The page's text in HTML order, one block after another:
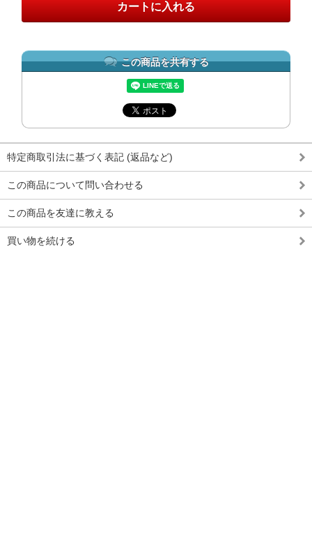
この商品を共有する
特定商取引法に基づく表記 (返品など)
この商品について問い合わせる
この商品を友達に教える
買い物を続ける